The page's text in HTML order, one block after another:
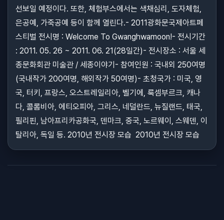
선보일 예정이다. 또한, 체험부스에서는 색채심리, 도자체험,
은공예, 가죽공예 등이 함께 열린다.- 2011광화문국제아트페
스티벌 전시명 : Welcome To Gwanghwamoon!- 전시기간
: 2011. 05. 26 ~ 2011. 06. 21(28일간)- 전시장소 : 서울 세
종문화회관 미술관 / 세종이야기- 참여인원 : 국내외 250여명
(국내작가 200여명, 해외작가 50여명)- 초청국가 : 미국, 영
국, 터키, 프랑스, 오스트레일리아, 벨기에, 룩셈부르크, 캐나
다, 콜롬비아, 에티오피아, 그리스, 네덜란드, 뉴질랜드, 태국,
필리핀, 남아프리카공화국, 덴마크, 중국, 노르웨이, 스웨덴, 이
탈리아, 독일 등. 2010년 전시장 모습 2010년 전시장 모습